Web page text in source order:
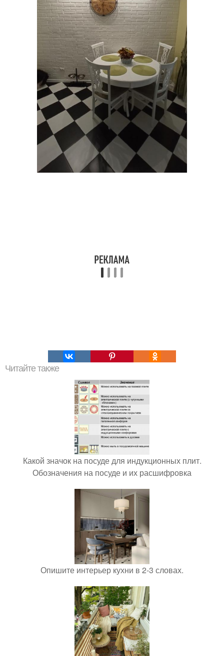
Читайте также
Какой значок на посуде для индукционных плит.
Обозначения на посуде и их расшифровка
Опишите интерьер кухни в 2-3 словах.